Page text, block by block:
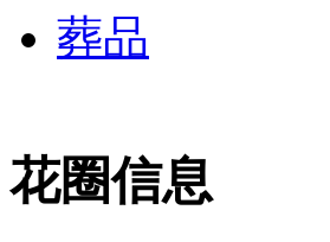
葬品
花圈信息